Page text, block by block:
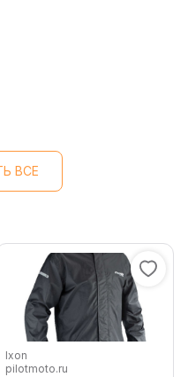
ВСЕ
Ixon
pilotmoto.ru